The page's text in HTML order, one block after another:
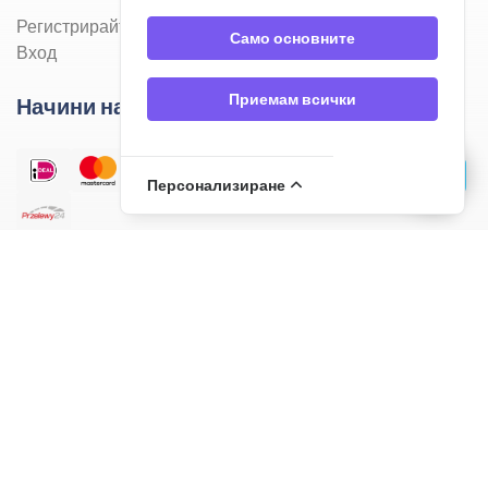
Регистрирайте се
Вход
Начини на плащане
Само основните
Приемам всички
Персонализиране